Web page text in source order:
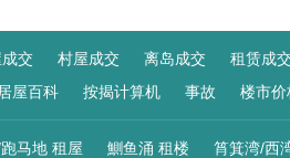
交 村屋成交 离岛成交
租赁成
居屋百科 按揭计算机 事故 楼市
马地 租屋 鰂鱼涌 租楼
筲箕湾/西